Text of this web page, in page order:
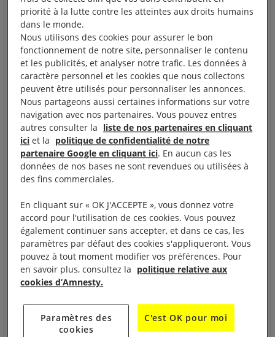
Depuis le coup d’État militaire de février,
est alarmant et inquiétant : plus de
1 300 personnes sont mortes et plus de 10 000 ont
été arrêtées.
À lire aussi :
Myanmar : une répression sanglante depuis
le coup d’État militaire
Décision de justice
ubuesque et corrompue
La condamnation d’Aung San Suu Kyi s’inscrit dans
le cadre d’unepolitique destructrice de sanctions
injustifiées et usent d’une violence extrême, allant
priorité à la lutte contre les atteintes aux droits humains
dans le monde.
Nous utilisons des cookies pour assurer le bon
fonctionnement de notre site, personnaliser le contenu
et les publicités, et analyser notre trafic. Les données à
caractère personnel et les cookies que nous collectons
peuvent être utilisés pour personnaliser les annonces.
Nous partageons aussi certaines informations sur votre
navigation avec nos partenaires. Vous pouvez entres
autres consulter la liste de nos partenaires en cliquant
ici et la politique de confidentialité de notre
partenaire Google en cliquant ici. En aucun cas les
données de nos bases ne sont revendues ou utilisées à
des fins commerciales.
En cliquant sur « OK J'ACCEPTE », vous donnez votre
accord pour l'utilisation de ces cookies. Vous pouvez
également continuer sans accepter, et dans ce cas, les
paramètres par défaut des cookies s'appliqueront. Vous
pouvez à tout moment modifier vos préférences. Pour
en savoir plus, consultez la politique relative aux
cookies d’Amnesty.
Paramètres des
cookies
C'est OK pour moi